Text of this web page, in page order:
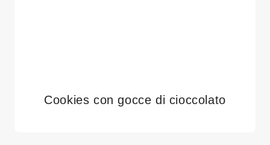
Cookies con gocce di cioccolato